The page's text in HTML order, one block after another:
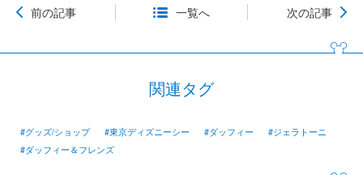
前の記事 一覧へ 次の記事
関連タグ
#グッズ/ショップ #東京ディズニーシー #ダッフィー
#ジェラトーニ
#ダッフィー＆フレンズ